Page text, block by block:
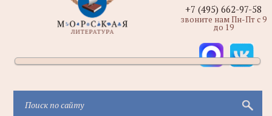
+7 (495) 662-97-58
звоните нам Пн-Пт с 9
до 19